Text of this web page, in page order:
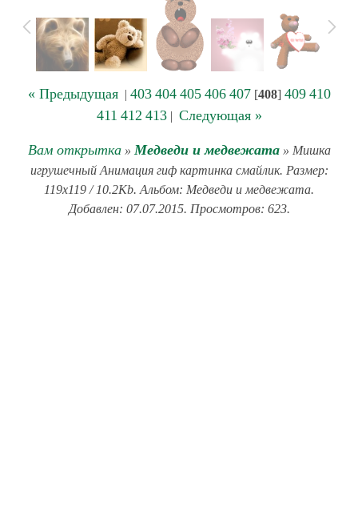
« Предыдущая| 403 404 405 406 407[408] 409 410
411 412 413| Следующая »
Вам открытка» Медведи и медвежата» Мишка
игрушечный Анимация гиф картинка смайлик. Размер:
119x119 / 10.2Kb. Альбом: Медведи и медвежата.
Добавлен: 07.07.2015. Просмотров: 623.